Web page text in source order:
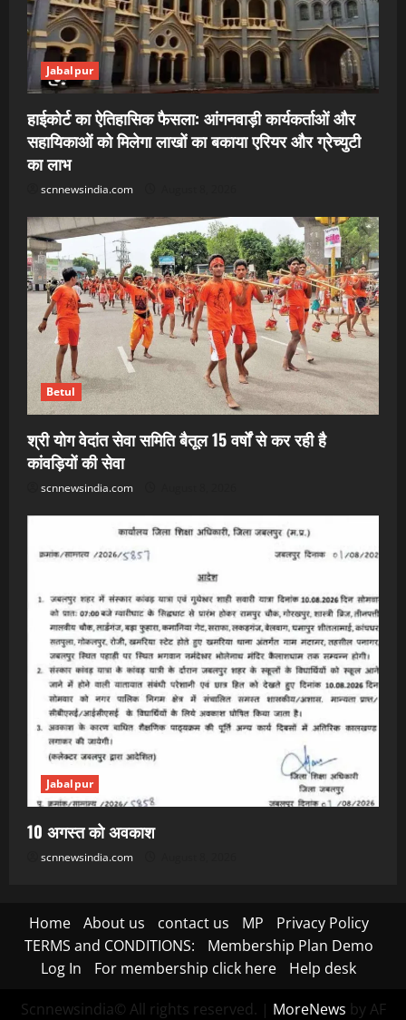
Jabalpur
हाईकोर्ट का ऐतिहासिक फैसला: आंगनवाड़ी कार्यकर्ताओं और
सहायिकाओं को मिलेगा लाखों का बकाया एरियर और ग्रेच्युटी
का लाभ
scnnewsindia.com
Betul
श्री योग वेदांत सेवा समिति बैतूल 15 वर्षों से कर रही है
कांवड़ियों की सेवा
scnnewsindia.com
Jabalpur
10 अगस्त को अवकाश
scnnewsindia.com
Home About us contact us MP
Privacy Policy
TERMS and CONDITIONS:
Membership Plan Demo
Log In
For membership click here Help desk
Scnnewsindia© All rights reserved. | MoreNews by AF